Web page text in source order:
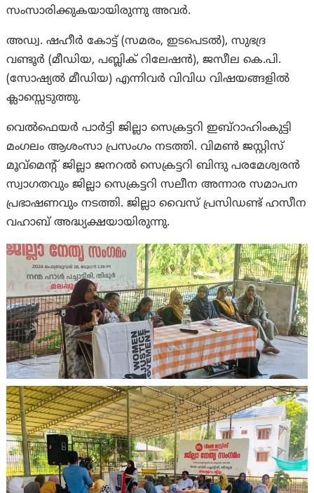
സംസാരിക്കുകയായിരുന്നു അവർ.
അഡ്വ. ഷഹീർ കോട്ട് (സമരം, ഇടപെടൽ), സുഭദ്ര
വണ്ടൂർ (മീഡിയ, പബ്ലിക് റിലേഷൻ), ജസീല കെ.പി.
(സോഷ്യൽ മീഡിയ) എന്നിവർ വിവിധ വിഷയങ്ങളിൽ
ക്ലാസ്സെടുത്തു.
വെൽഫെയർ പാർട്ടി ജില്ലാ സെക്രട്ടറി ഇബ്‌റാഹിംകുട്ടി
മംഗലം ആശംസാ പ്രസംഗം നടത്തി. വിമൺ ജസ്റ്റിസ്
മൂവ്‌മെന്റ് ജില്ലാ ജനറൽ സെക്രട്ടറി ബിന്ദു പരമേശ്വരൻ
സ്വാഗതവും ജില്ലാ സെക്രട്ടറി സലീന അന്നാര സമാപന
പ്രഭാഷണവും നടത്തി. ജില്ലാ വൈസ് പ്രസിഡണ്ട് ഹസീന
വഹാബ് അദ്ധ്യക്ഷയായിരുന്നു.